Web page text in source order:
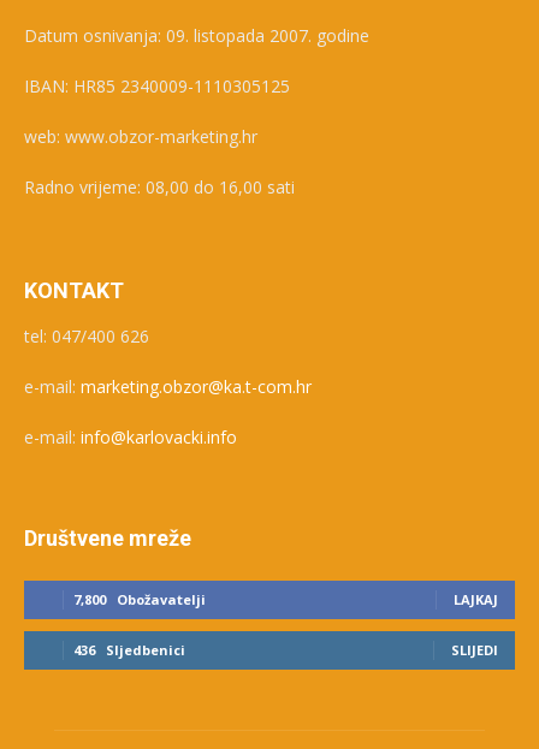
Datum osnivanja: 09. listopada 2007. godine
IBAN: HR85 2340009-1110305125
web: www.obzor-marketing.hr
Radno vrijeme: 08,00 do 16,00 sati
KONTAKT
tel: 047/400 626
e-mail: marketing.obzor@ka.t-com.hr
e-mail: info@karlovacki.info
Društvene mreže
7,800 Obožavatelji LAJKAJ
436 Sljedbenici SLIJEDI